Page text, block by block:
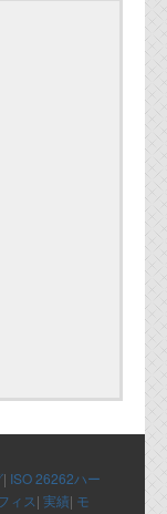
| ISO 26262ハー
ィス| 実績| モ